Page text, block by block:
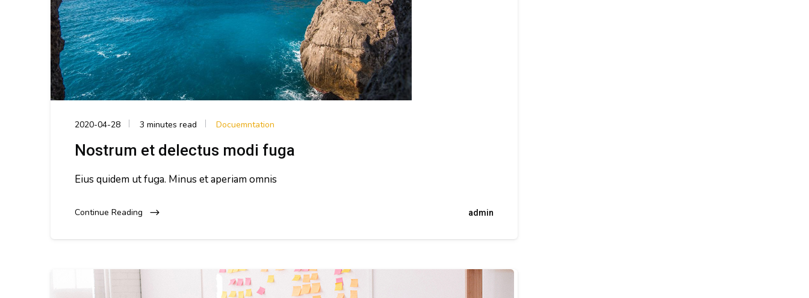
2020-04-28 3 minutes read Docuemntation
Nostrum et delectus modi fuga
Eius quidem ut fuga. Minus et aperiam omnis
Continue Reading admin